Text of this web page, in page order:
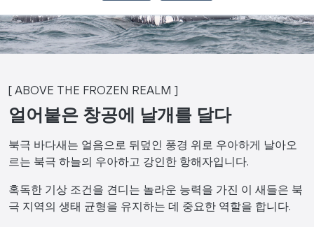
[ ABOVE THE FROZEN REALM ]
얼어붙은 창공에 날개를 달다
북극 바다새는 얼음으로 뒤덮인 풍경 위로 우아하게 날아오
르는 북극 하늘의 우아하고 강인한 항해자입니다.
혹독한 기상 조건을 견디는 놀라운 능력을 가진 이 새들은 북
극 지역의 생태 균형을 유지하는 데 중요한 역할을 합니다.